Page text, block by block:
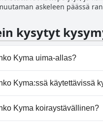
askeleen päässä
kuten
puolella.
ja
kysytyt
Kyma uima-allas?
Kyma ei ole uima-allasta.
Kyma:ssä käytettävissä
Kyma ei tarjoa kylpylää.
Kyma koiraystävällinen?